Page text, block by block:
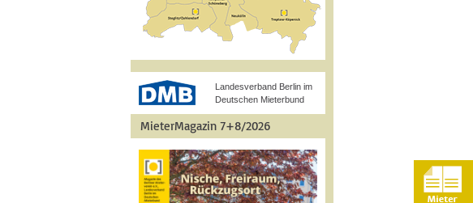
Landesverband Berlin im
Deutschen Mieterbund
MieterMagazin 7+8/2026